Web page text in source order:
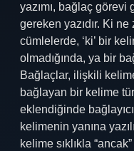
yazımı, bağlaç görevi
gereken yazıdır. Ki ne
cümlelerde, ‘ki’ bir
olmadığında, ya bir
Bağlaçlar, ilişkili
bağlayan bir kelime
eklendiğinde
kelimenin yanına
kelime sıklıkla